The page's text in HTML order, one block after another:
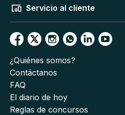
Servicio al cliente
¿Quiénes somos?
Contáctanos
FAQ
El diario de hoy
Reglas de concursos